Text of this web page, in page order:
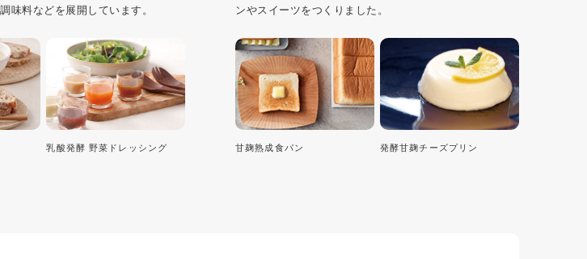
味料などを展開しています。
乳酸発酵 野菜ドレッシング
ンやスイーツをつくりました。
甘麹熟成食パン 発酵甘麹チーズプリン